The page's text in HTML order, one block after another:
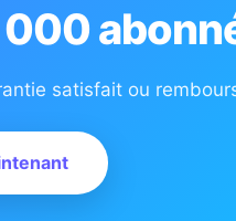
satisfait ou